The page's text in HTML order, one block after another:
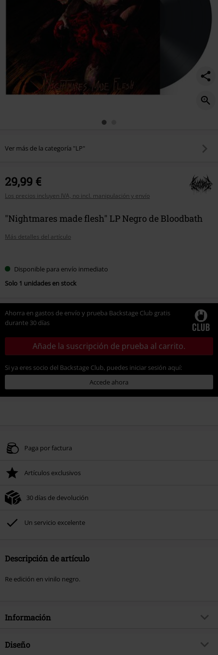
Ver más de la categoría "LP"
29,99 €
Los precios incluyen IVA, no incl. manipulación y envío
"Nightmares made flesh" LP Negro de Bloodbath
Más detalles del artículo
tu
talla
Disponible para envío inmediato
Solo 1 unidades en stock
Ahorra en gastos de envío y prueba Backstage Club gratis
durante 30 días
Añade la suscripción de prueba al carrito.
Si ya eres socio del Backstage Club, puedes iniciar sesión aquí:
Accede ahora
Paga por factura
Artículos exclusivos
30 días de devolución
Un servicio excelente
Descripción de artículo
Re edición en vinilo negro.
Información
Artículo no.
Diseño